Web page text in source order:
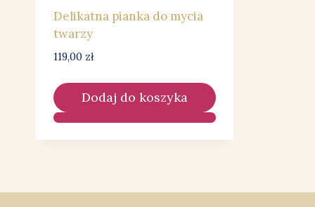
Delikatna pianka do mycia
twarzy
119,00 zł
Dodaj do koszyka